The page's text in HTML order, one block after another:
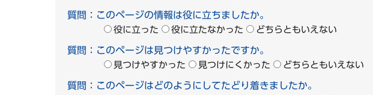
質問：このページの情報は役に立ちましたか。
役に立った 役に立たなかった どちらともいえない
質問：このページは見つけやすかったですか。
見つけやすかった 見つけにくかった どちらともいえない
質問：このページはどのようにしてたどり着きましたか。